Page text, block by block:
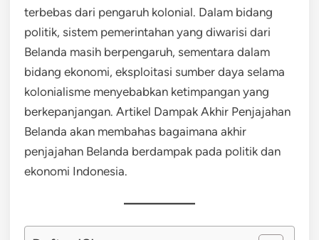
terbebas dari pengaruh kolonial. Dalam bidang
politik, sistem pemerintahan yang diwarisi dari
Belanda masih berpengaruh, sementara dalam
bidang ekonomi, eksploitasi sumber daya selama
kolonialisme menyebabkan ketimpangan yang
berkepanjangan. Artikel Dampak Akhir Penjajahan
Belanda akan membahas bagaimana akhir
penjajahan Belanda berdampak pada politik dan
ekonomi Indonesia.